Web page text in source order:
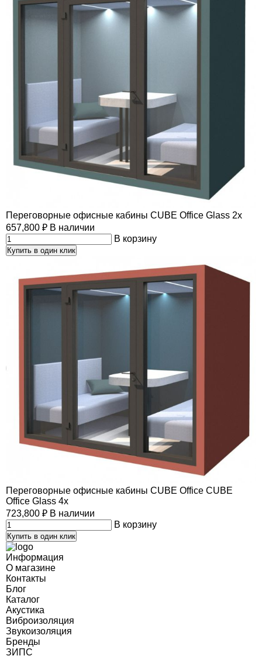
Переговорные офисные кабины CUBE Office Glass 2x
657,800 ₽ В наличии
В корзину
Купить в один клик
Переговорные офисные кабины CUBE Office CUBE
Office Glass 4x
723,800 ₽ В наличии
В корзину
Купить в один клик
Информация
О магазине
Контакты
Блог
Каталог
Акустика
Виброизоляция
Звукоизоляция
Бренды
ЗИПС